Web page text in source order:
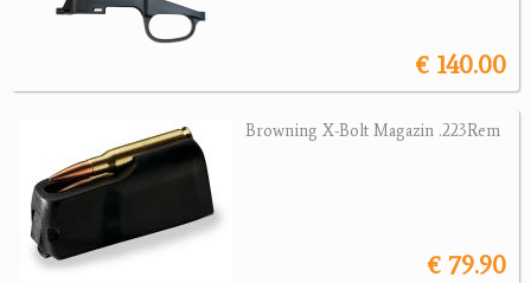
Montagen, Ersatzteile
Jagdangebote
Jagdreviere
Bücher, Videos
€ 140.00
Browning X-Bolt Magazin .223Rem
€ 79.90